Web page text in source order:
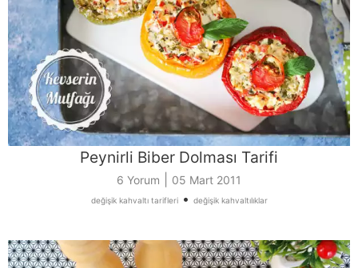
Peynirli Biber Dolması Tarifi
6 Yorum 05 Mart 2011
değişik kahvaltı tarifleri• değişik kahvaltılıklar